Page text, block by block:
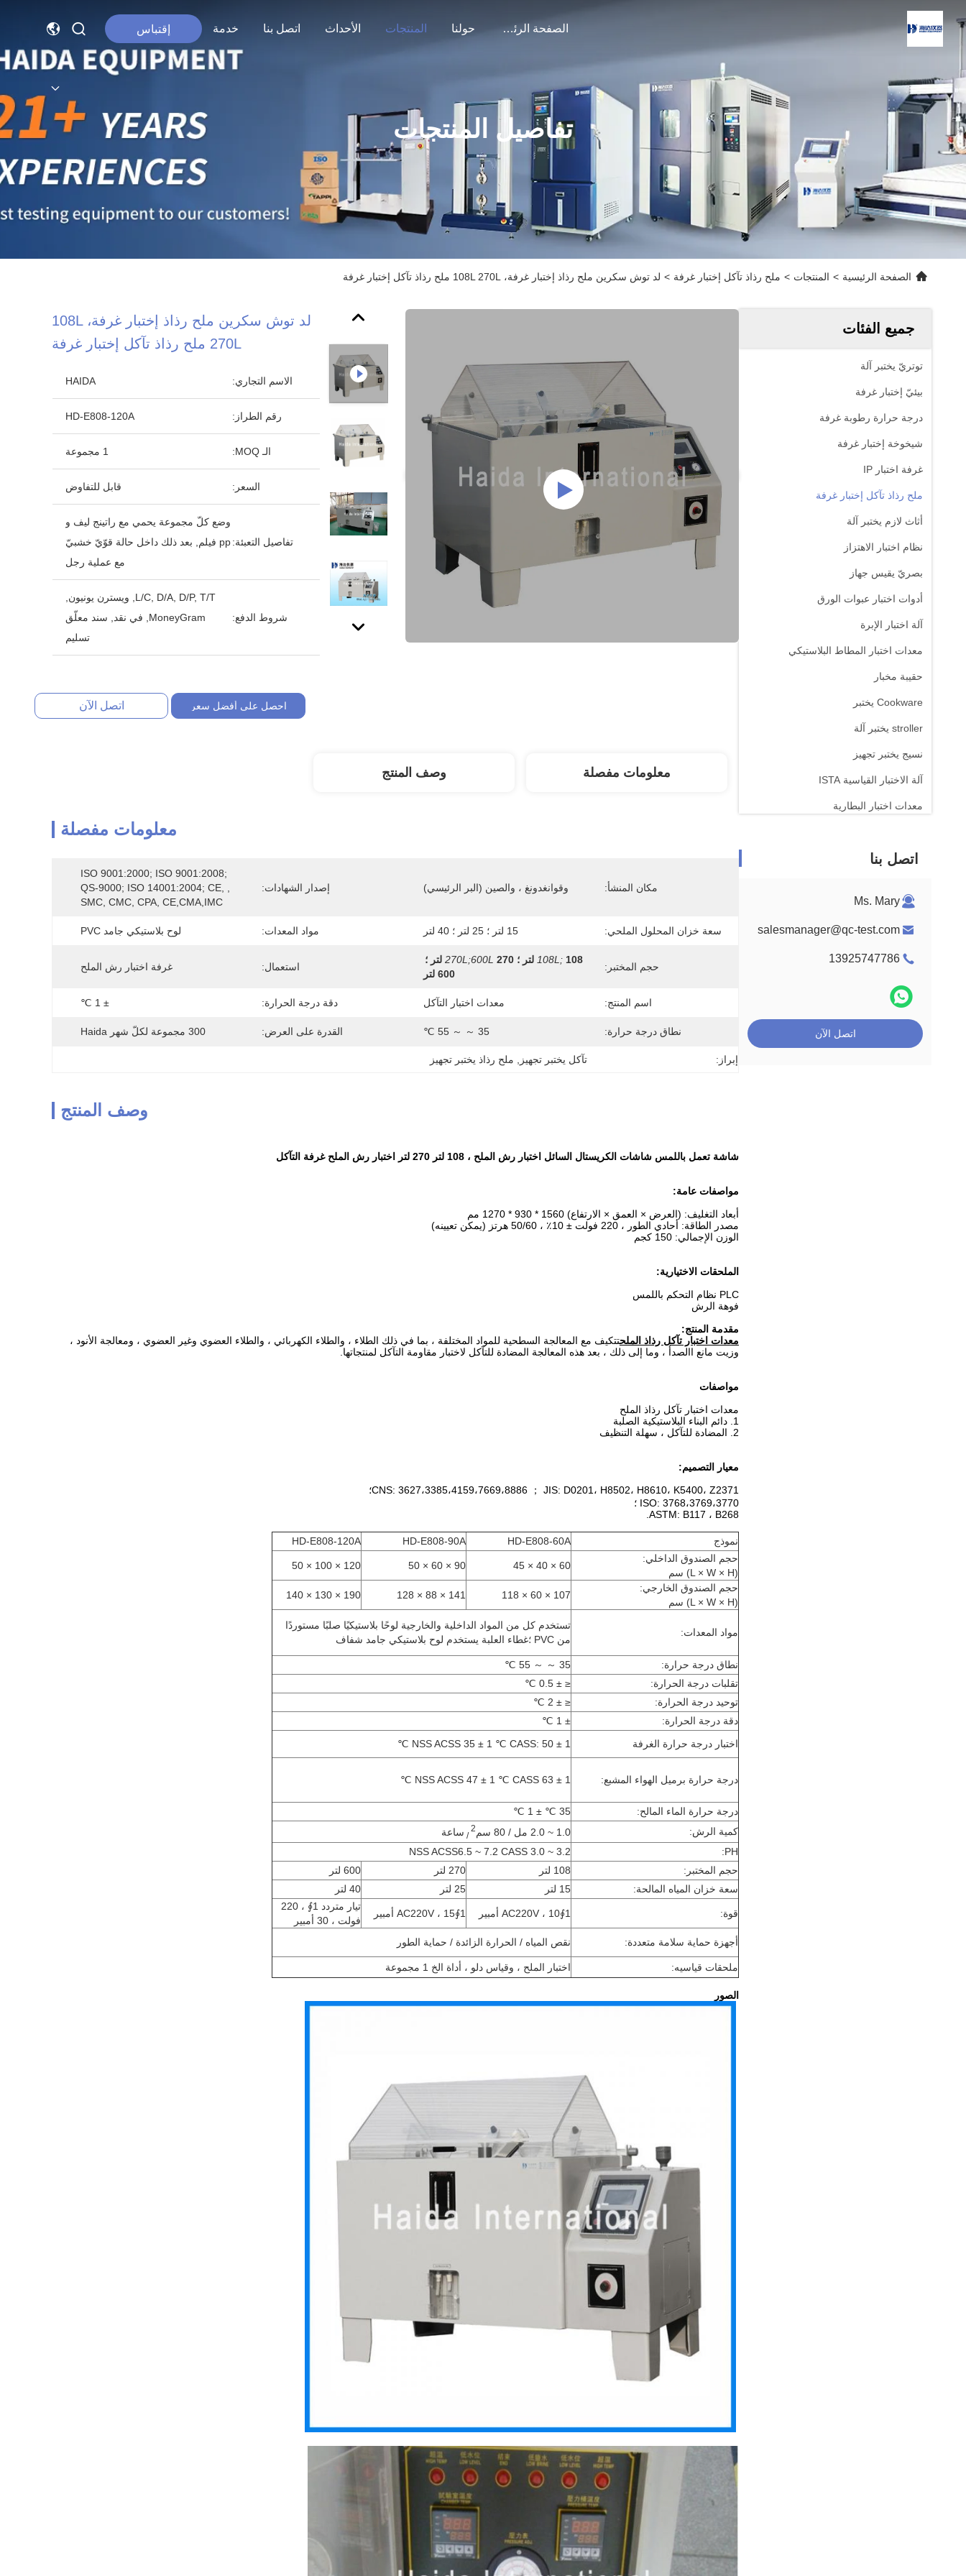
الصفحة الرئيسية حولنا المنتجات الأحداث اتصل بنا خدمة إقتباس
تفاصيل المنتجات
الصفحة الرئيسية > المنتجات > ملح رذاذ تآكل إختبار غرفة > لد توش سكرين ملح رذاذ إختبار غرفة، 108L 270L ملح رذاذ تآكل إختبار غرفة
جميع الفئات
توتريّ يختبر آلة
بيئيّ إختبار غرفة
درجة حرارة رطوبة غرفة
شيخوخة إختبار غرفة
غرفة اختبار IP
ملح رذاذ تآكل إختبار غرفة
أثاث لازم يختبر آلة
نظام اختبار الاهتزاز
بصريّ يقيس جهاز
أدوات اختبار عبوات الورق
آلة اختبار الإبرة
معدات اختبار المطاط البلاستيكي
حقيبة مخبار
Cookware يختبر
stroller يختبر آلة
نسيج يختبر تجهيز
آلة الاختبار القياسية ISTA
معدات اختبار البطارية
معدات اختبار قابلية الإشتعال
اتصل بنا
Ms. Mary
salesmanager@qc-test.com
13925747786
اتصل الآن
لد توش سكرين ملح رذاذ إختبار غرفة، 108L
270L ملح رذاذ تآكل إختبار غرفة
الاسم التجاري: HAIDA
رقم الطراز: HD-E808-120A
الـ MOQ: 1 مجموعة
السعر: قابل للتفاوض
تفاصيل التعبئة:
وضع كلّ مجموعة يحمي مع راتينج ليف و
pp فيلم, بعد ذلك داخل حالة قوّيّ خشبيّ
مع عملية رجل
شروط الدفع:
L/C, D/A, D/P, T/T, ويسترن يونيون,
MoneyGram, في نقد, سند معلّق
تسليم
احصل على أفضل سعر اتصل الآن
معلومات مفصلة وصف المنتج
معلومات مفصلة
مكان المنشأ: وقوانغدونغ ، والصين (البر الرئيسي) إصدار الشهادات:
ISO 9001:2000; ISO 9001:2008;
QS-9000; ISO 14001:2004; CE, ,
SMC, CMC, CPA, CE,CMA,IMC
سعة خزان المحلول الملحي: 15 لتر ؛ 25 لتر ؛ 40 لتر مواد المعدات: لوح بلاستيكي جامد PVC
حجم المختبر:
108L; 108 لتر ؛ 270L;600L
600 لتر
استعمال: غرفة اختبار رش الملح
اسم المنتج: معدات اختبار التآكل دقة درجة الحرارة: ± 1 ℃
نطاق درجة حرارة: 35 ～ ～ 55 ℃ القدرة على العرض: 300 مجموعة لكلّ شهر Haida
إبراز: تآكل يختبر تجهيز ملح رذاذ يختبر تجهيز
وصف المنتج
شاشة تعمل باللمس شاشات الكريستال السائل اختبار رش الملح ، 108 لتر 270 لتر اختبار رش الملح غرفة التآكل
مواصفات عامة:
أبعاد التغليف: (العرض × العمق × الارتفاع) 1560 * 930 * 1270 مم
مصدر الطاقة: أحادي الطور ، 220 فولت ± 10٪ ، 50/60 هرتز (يمكن تعيينه)
الوزن الإجمالي: 150 كجم
الملحقات الاختيارية:
PLC نظام التحكم باللمس
فوهة الرش
مقدمة المنتج:
معدات اختبار تآكل رذاذ الملحتتكيف مع المعالجة السطحية للمواد المختلفة ، بما في ذلك الطلاء ، والطلاء الكهربائي ، والطلاء العضوي وغير العضوي ، ومعالجة الأنود ،
وزيت مانع االصدأ ، وما إلى ذلك ، بعد هذه المعالجة المضادة للتآكل لاختبار مقاومة التآكل لمنتجاتها.
مواصفات
معدات اختبار تآكل رذاذ الملح
1. دائم البناء البلاستيكية الصلبة
2. المضادة للتآكل ، سهلة التنظيف
معيار التصميم:
CNS: 3627،3385،4159،7669،8886 ； JIS: D0201، H8502، H8610، K5400، Z2371؛
ISO: 3768،3769،3770 ؛
ASTM: B117 ، B268.
نموذج HD-E808-60A
HD-E808-90A
HD-E808-120A
حجم الصندوق الداخلي:
(L × W × H) سم
60 × 40 × 45
90 × 60 × 50
120 × 100 × 50
حجم الصندوق الخارجي:
(L × W × H) سم
107 × 60 × 118
141 × 88 × 128
190 × 130 × 140
مواد المعدات:
تستخدم كل من المواد الداخلية والخارجية لوحًا بلاستيكيًا صلبًا مستوردًا
من PVC ؛غطاء العلبة يستخدم لوح بلاستيكي جامد شفاف
نطاق درجة حرارة:
35 ～ ～ 55 ℃
تقلبات درجة الحرارة:
≤ ± 0.5 ℃
توحيد درجة الحرارة:
≤ ± 2 ℃
دقة درجة الحرارة:
± 1 ℃
اختبار درجة حرارة الغرفة
NSS ACSS 35 ± 1 ℃ CASS: 50 ± 1 ℃
درجة حرارة برميل الهواء المشبع: NSS ACSS 47 ± 1 ℃ CASS 63 ± 1 ℃
درجة حرارة الماء المالح:
35 ℃ ± 1 ℃
كمية الرش:
1.0 ~ 2.0 مل / 80 سم 2
/ ساعة
PH:
NSS ACSS6.5 ~ 7.2 CASS 3.0 ~ 3.2
حجم المختبر:
108 لتر 270 لتر
600 لتر
سعة خزان المياه المالحة:
15 لتر 25 لتر 40 لتر
قوة: 1∮AC220V ، 10 أمبير 1∮AC220V ، 15 أمبير
تيار متردد 1∮ ، 220
فولت ، 30 أمبير
أجهزة حماية سلامة متعددة:
نقص المياه / الحرارة الزائدة / حماية الطور
ملحقات قياسيه: اختبار الملح ، وقياس دلو ، أداة الخ 1 مجموعة
الصور